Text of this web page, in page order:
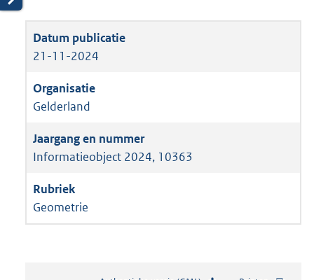
21-11-2024
Gelderland
Informatieobject 2024, 10363
Geometrie